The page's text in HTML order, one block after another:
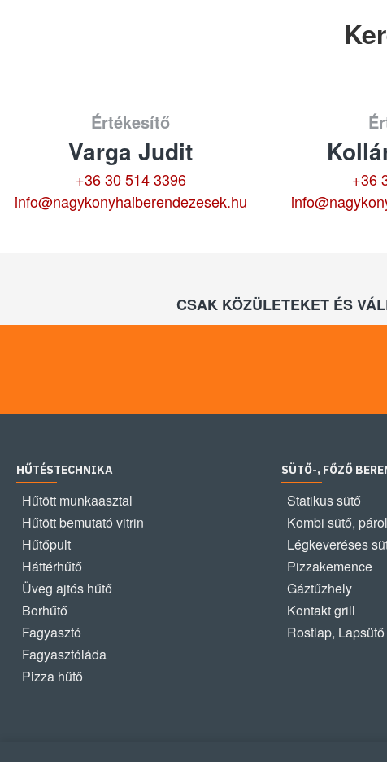
Értékesítő
Varga Judit
+36 30 514 3396
info@nagykonyhaiberendezesek.hu
+36
CSAK KÖZÜLETEKET ÉS
HŰTÉSTECHNIKA
Hűtött munkaasztal
Hűtött bemutató vitrin
Hűtőpult
Háttérhűtő
Üveg ajtós hűtő
Borhűtő
Fagyasztó
Fagyasztóláda
Pizza hűtő
SÜTŐ-, FŐZŐ
Statikus sütő
Kombi sütő,
Légkeveréses
Pizzakemence
Gáztűzhely
Kontakt grill
Rostlap, Lapsütő